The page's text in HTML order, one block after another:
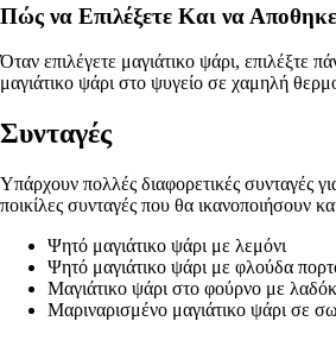
Πώς να Επιλέξετε Και να
Όταν επιλέγετε μαγιάτικο ψάρι, επιλέξτε
μαγιάτικο ψάρι στο ψυγείο σε χαμηλή
Συνταγές
Υπάρχουν πολλές διαφορετικές συνταγές
ποικίλες συνταγές που θα ικανοποιήσουν
Ψητό μαγιάτικο ψάρι με λεμόνι
Ψητό μαγιάτικο ψάρι με φλούδα
Μαγιάτικο ψάρι στο φούρνο με
Μαριναρισμένο μαγιάτικο ψάρι σε